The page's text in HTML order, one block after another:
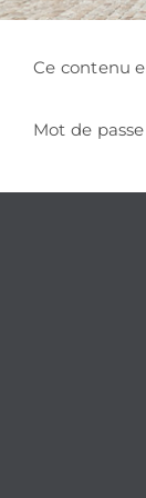
Ce contenu
Mot de passe